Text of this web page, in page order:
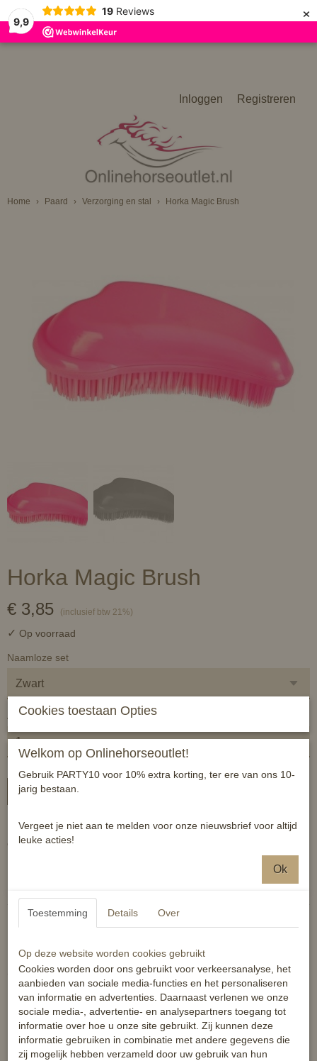
9,9
19 Reviews ×
Inloggen Registreren
Home › Paard › Verzorging en stal › Horka Magic Brush
Horka Magic Brush
€ 3,85 (inclusief btw 21%)
✓ Op voorraad
Naamloze set
Aantal
In winkelwagen
Lichtgewicht harde borstel waarmee losse haren en vuil zeer
eenvoudig te verwijderen zijn.
Ook interessant
Cookies toestaan Opties
Welkom op Onlinehorseoutlet!
Gebruik PARTY10 voor 10% extra korting, ter ere van ons 10-
jarig bestaan.
Vergeet je niet aan te melden voor onze nieuwsbrief voor altijd
leuke acties!
Ok
Toestemming Details Over
Op deze website worden cookies gebruikt
Cookies worden door ons gebruikt voor verkeersanalyse, het
aanbieden van sociale media-functies en het personaliseren
van informatie en advertenties. Daarnaast verlenen we onze
sociale media-, advertentie- en analysepartners toegang tot
informatie over hoe u onze site gebruikt. Zij kunnen deze
informatie gebruiken in combinatie met andere gegevens die
zij mogelijk hebben verzameld door uw gebruik van hun